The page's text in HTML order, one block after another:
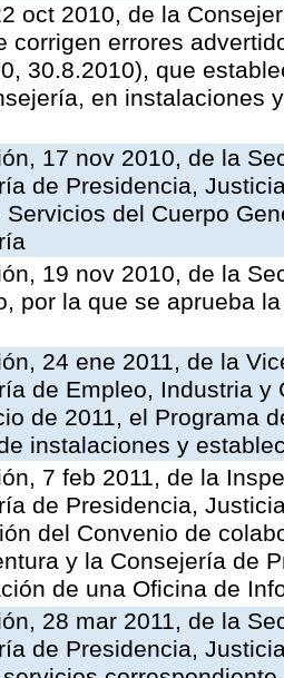
oct 2010, de la
corrigen errores
30.8.2010), que
en instalaciones
17 nov 2010, de la
de Presidencia,
Servicios del Cuerpo
19 nov 2010, de la
por la que se aprueba
24 ene 2011, de la
de Empleo, Industria
de 2011, el Programa
instalaciones y
7 feb 2011, de la
de Presidencia,
del Convenio de
y la Consejería de
de una Oficina de
28 mar 2011, de la
de Presidencia,